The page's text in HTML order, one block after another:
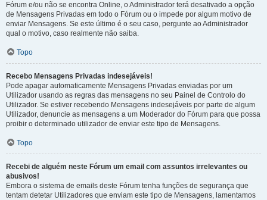
Fórum e/ou não se encontra Online, o Administrador terá desativado a opção
de Mensagens Privadas em todo o Fórum ou o impede por algum motivo de
enviar Mensagens. Se este último é o seu caso, pergunte ao Administrador
qual o motivo, caso realmente não saiba.
Topo
Recebo Mensagens Privadas indesejáveis!
Pode apagar automaticamente Mensagens Privadas enviadas por um
Utilizador usando as regras das mensagens no seu Painel de Controlo do
Utilizador. Se estiver recebendo Mensagens indesejáveis por parte de algum
Utilizador, denuncie as mensagens a um Moderador do Fórum para que possa
proibir o determinado utilizador de enviar este tipo de Mensagens.
Topo
Recebi de alguém neste Fórum um email com assuntos irrelevantes ou
abusivos!
Embora o sistema de emails deste Fórum tenha funções de segurança que
tentam detetar Utilizadores que enviam este tipo de Mensagens, lamentamos